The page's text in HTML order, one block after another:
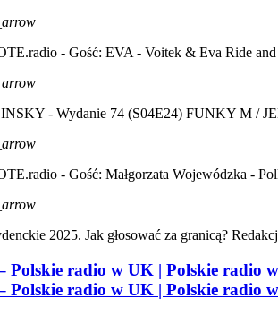
- Gość: EVA - Voitek & Eva Ride
- Wydanie 74 (S04E24) FUNKY M /
- Gość: Małgorzata Wojewódzka -
2025. Jak głosować za granicą?